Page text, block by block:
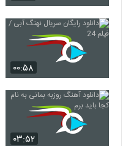
۰۰:۵۸
۰۳:۵۲